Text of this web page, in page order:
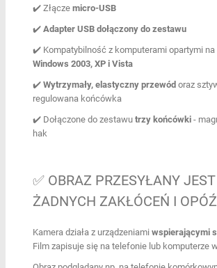
✔️ Złącze micro-USB
✔️ Adapter USB dołączony do zestawu
✔️ Kompatybilność z komputerami opartymi
Windows 2003, XP i Vista
✔️ Wytrzymały, elastyczny przewód oraz
regulowana końcówka
✔️ Dołączone do zestawutrzy końcówki-
hak
✅ OBRAZ PRZESYŁANY
ŻADNYCH ZAKŁÓCEŃ I
Kamera działa z urządzeniami wspierającymi
Film zapisuje się na telefonie lub komputerze